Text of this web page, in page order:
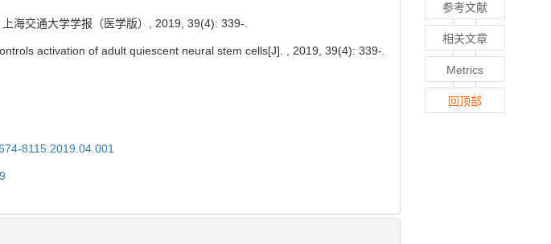
海交通大学学报（医学版）, 2019, 39(4): 339-.
activation of adult quiescent neural stem cells[J]. , 2019, 39(4): 339-.
8115.2019.04.001
参考文献
相关文章
Metrics
回顶部